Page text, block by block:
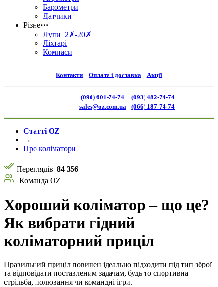
Барометри
Датчики
Різне⋯
Лупи 2✗-20✗
Ліхтарі
Компаси
Контакти Оплата і доставка Акції
(096) 601-74-74
sales@oz.com.ua
(093) 482-74-74
(066) 187-74-74
Статті OZ
→
Про коліматори
Переглядів: 84 356
Команда OZ
Хороший коліматор – що це?
Як вибрати гідний
коліматорний приціл
Правильний приціл повинен ідеально підходити під тип зброї
та відповідати поставленим задачам, будь то спортивна
стрільба, полювання чи командні ігри.